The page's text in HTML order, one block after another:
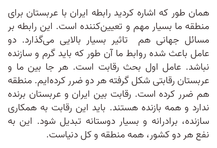
همان طور که اشاره کردید رابطه ایران با عربستان برای
منطقه ما بسیار مهم و تعیین‌کننده است. این رابطه بر
مسائل جهانی هم تاثیر بسیار بالایی می‌گذارد. دو
عامل باعث شده روابط ما آن طور که باید گرم و سازنده
نباشد. عامل اول بحث رقابت است. هر جا بین ما و
عربستان رقابتی شکل گرفته هر دو ضرر کرده‌ایم. منطقه
هم ضرر کرده است. رقابت بین ایران و عربستان برنده
ندارد و همه بازنده هستند. باید این رقابت به همکاری
سازنده، برادرانه و بسیار دوستانه تبدیل شود. این به
نفع هر دو کشور، همه منطقه و کل دنیاست.